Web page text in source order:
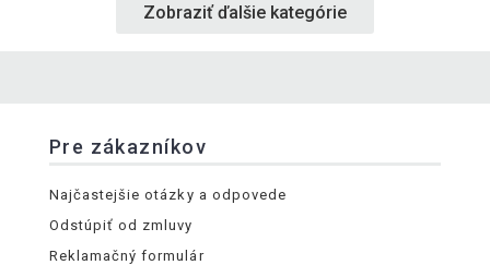
Zobraziť ďalšie kategórie
Pre zákazníkov
Najčastejšie otázky a odpovede
Odstúpiť od zmluvy
Reklamačný formulár